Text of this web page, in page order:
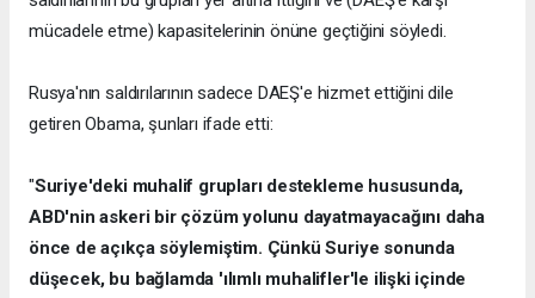
mücadele etme) kapasitelerinin önüne geçtiğini söyledi.
Rusya'nın saldırılarının sadece DAEŞ'e hizmet ettiğini dile
getiren Obama, şunları ifade etti:
"Suriye'deki muhalif grupları destekleme hususunda,
ABD'nin askeri bir çözüm yolunu dayatmayacağını daha
önce de açıkça söylemiştim. Çünkü Suriye sonunda
düşecek, bu bağlamda 'ılımlı muhalifler'le ilişki içinde